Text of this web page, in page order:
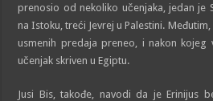
prenosio od nekoliko učenjaka, jedan je
na Istoku, treći Jevrej u Palestini.
usmenih predaja preneo, i nakon kojeg
učenjak skriven u Egiptu.
Jusi Bis, takođe, navodi da je Erinijus